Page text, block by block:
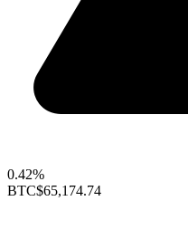
0.42%
BTC$65,174.74